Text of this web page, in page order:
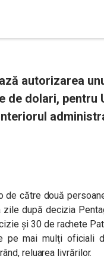
autorizarea
de dolari, pentru
către două
după decizia
și 30 de rachete
pe mai mulți oficiali
reluarea livrărilor.